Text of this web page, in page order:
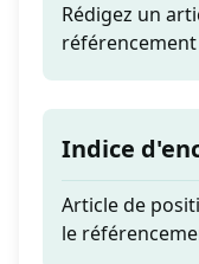
Rédigez un
référencement
Indice
Article de
le